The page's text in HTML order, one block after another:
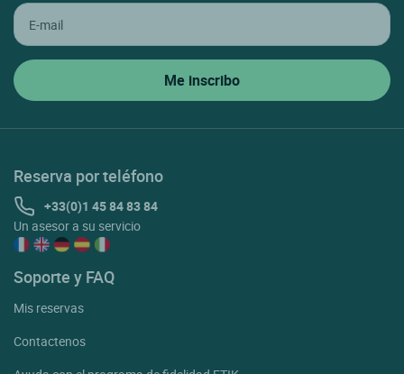
Reserva por teléfono
+33(0)1 45 84 83 84
Un asesor a su servicio
Soporte y FAQ
Mis reservas
Contactenos